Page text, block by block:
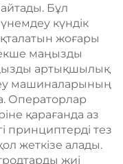
Бұл
күндік
жоғары
маңызды
артықшылық
машиналарының
Операторлар
қарағанда аз
принциптерді тез
жеткізе алады.
жиі